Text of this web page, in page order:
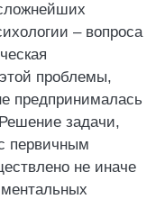
– вопроса
проблемы,
предпринималась
задачи,
первичным
не иначе